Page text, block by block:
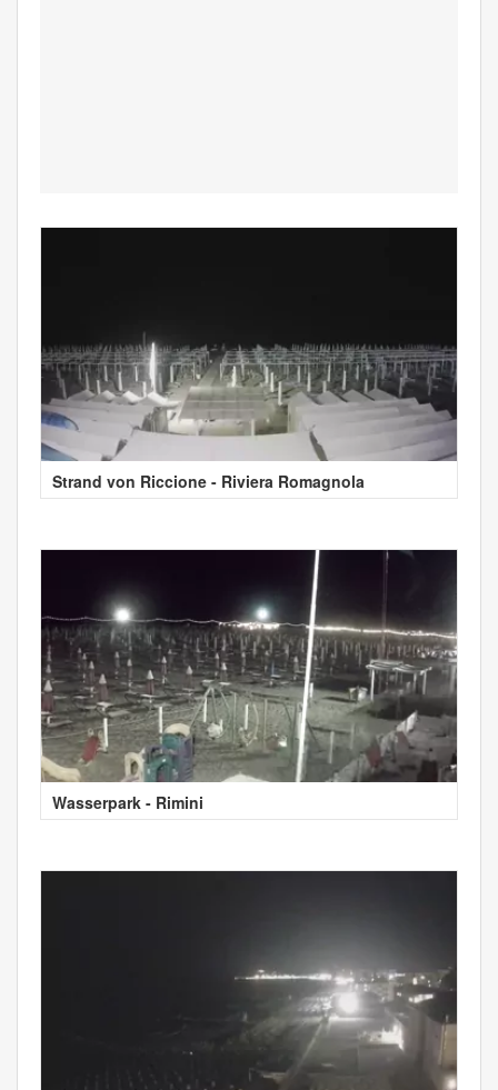
Strand von Riccione - Riviera Romagnola
Wasserpark - Rimini